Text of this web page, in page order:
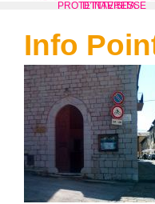
PROTETTAD’INTERESSE
VISITA
Info